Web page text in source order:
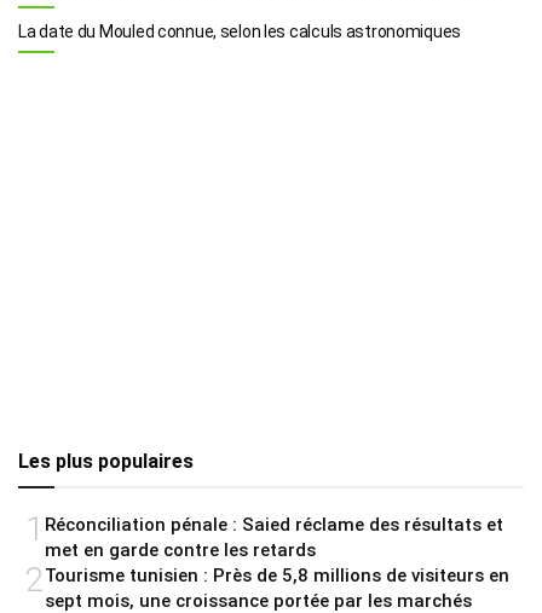
La date du Mouled connue, selon les calculs astronomiques
Les plus populaires
1 Réconciliation pénale : Saied réclame des résultats et
met en garde contre les retards
2Tourisme tunisien : Près de 5,8 millions de visiteurs en
sept mois, une croissance portée par les marchés